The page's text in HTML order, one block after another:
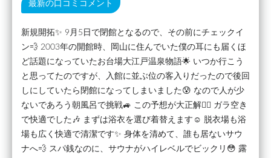
最新の口コミコメント
新規開拓✨ 9月5日で閉館となるので、その前にチェックイ
ン💨 2003年の開館時、岡山に住んでいた僕の耳にも届くほ
ど話題になっていたお台場大江戸温泉物語🌟 いつか行こう
と思ってたのですが、入館に並ぶ位の客入りだったので後回
しにしていたら閉館になってしまいました😰 なので人が少
ないであろう朝風呂で挑戦🚙 この予想が大正解🙆‍♂ ガラ空き
で快適でした🎶 まずは浴衣を選び着替えます☺️ 脱衣場も浴
場も広く快適で清潔です✨ 身体を清めて、誰も居ないサウ
ナへ💨 スパ銭なのに、サウナがハイレベルでビックリ😳 露